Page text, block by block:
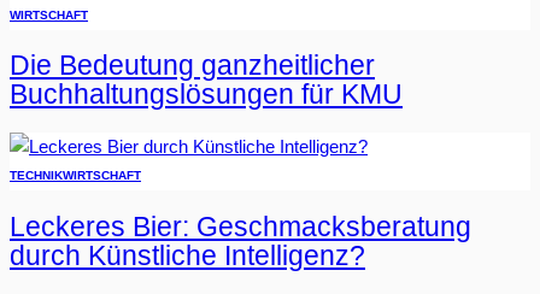
WIRTSCHAFT
Die Bedeutung ganzheitlicher
Buchhaltungslösungen für KMU
TECHNIKWIRTSCHAFT
Leckeres Bier: Geschmacksberatung
durch Künstliche Intelligenz?